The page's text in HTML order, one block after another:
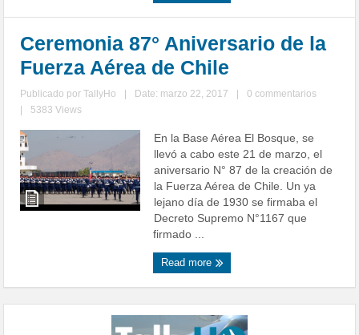
Ceremonia 87° Aniversario de la
Fuerza Aérea de Chile
Publicado porTallyHo Date: marzo 22, 2017
0 commentarios
5383 Views
En la Base Aérea El Bosque, se
llevó a cabo este 21 de marzo, el
aniversario N° 87 de la creación de
la Fuerza Aérea de Chile. Un ya
lejano día de 1930 se firmaba el
Decreto Supremo N°1167 que
firmado ...
Read more